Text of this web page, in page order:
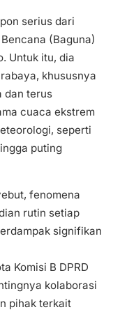
serius dari
(Baguna)
Untuk itu, dia
khususnya
dan terus
cuaca ekstrem
seperti
puting
fenomena
rutin setiap
signifikan
Komisi B DPRD
kolaborasi
pihak terkait